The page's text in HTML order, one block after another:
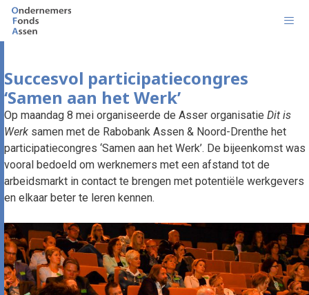
naar
de
Succesvol participatiecongres
‘Samen aan het Werk’
Op maandag 8 mei organiseerde de Asser organisatie Dit is
Werk samen met de Rabobank Assen & Noord-Drenthe het
participatiecongres ‘Samen aan het Werk’. De bijeenkomst was
vooral bedoeld om werknemers met een afstand tot de
arbeidsmarkt in contact te brengen met potentiële werkgevers
en elkaar beter te leren kennen.